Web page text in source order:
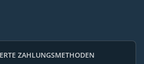
ZAHLUNGSMETHODEN